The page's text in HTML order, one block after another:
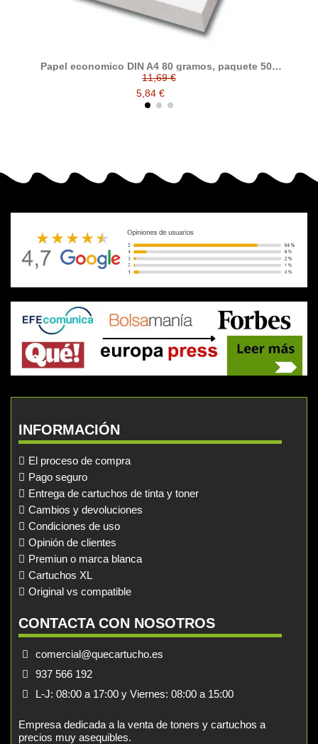
Papel economico DIN A4 80 gramos, paquete 500
folios
11,69 €
5,84 €
INFORMACIÓN
El proceso de compra
Pago seguro
Entrega de cartuchos de tinta y toner
Cambios y devoluciones
Condiciones de uso
Opinión de clientes
Premiun o marca blanca
Cartuchos XL
Original vs compatible
CONTACTA CON NOSOTROS
comercial@quecartucho.es
937 566 192
L-J: 08:00 a 17:00 y Viernes: 08:00 a 15:00
Empresa dedicada a la venta de toners y cartuchos a
precios muy asequibles.